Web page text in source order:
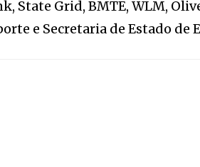
State Grid, BMTE, WLM,
e Secretaria de Estado de